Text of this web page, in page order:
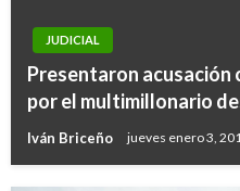
JUDICIAL
Presentaron acusación
por el multimillonario
Iván Briceño jueves enero 3,